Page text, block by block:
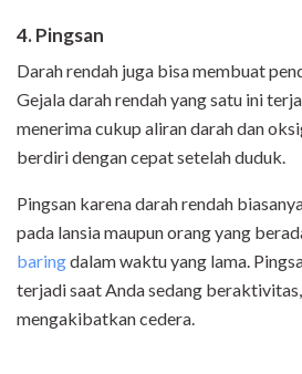
4. Pingsan
Darah rendah juga bisa membuat
Gejala darah rendah yang satu ini
menerima cukup aliran darah dan
berdiri dengan cepat setelah duduk.
Pingsan karena darah rendah
pada lansia maupun orang yang
baringdalam waktu yang lama.
terjadi saat Anda sedang
mengakibatkan cedera.